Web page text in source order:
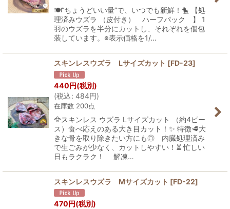
🍽️“ちょうどいい量”で、いつでも新鮮！🐤 【処
理済みウズラ （皮付き） ハーフパック 】 1
羽のウズラを半分にカットし、それぞれを個包
装しています。※表示価格を1/…
スキンレスウズラ Lサイズカット [FD-23]
440円(税別)
(税込: 484円)
在庫数 200点
🦅スキンレス ウズラ Lサイズカット （約4ピー
ス）食べ応えのある大き目カット！✨ 特徴🥩大
きな骨を取り除きたい方にも◎ 内臓処理済み
で生ごみが少なく、カットしやすい！⏳ 忙しい
日もラクラク！ 解凍…
スキンレスウズラ Mサイズカット [FD-22]
470円(税別)